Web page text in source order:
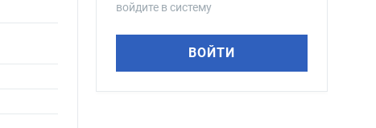
войдите в систему
ВОЙТИ